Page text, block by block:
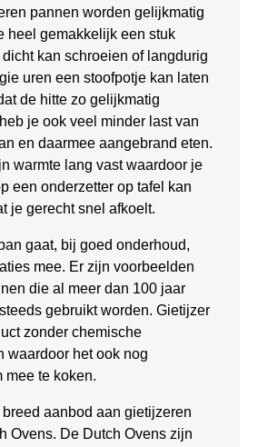
pannen worden gelijkmatig
heel gemakkelijk een stuk
kan schroeien of langdurig
uren een stoofpotje kan laten
de hitte zo gelijkmatig
je ook veel minder last van
en daarmee aangebrand eten.
warmte lang vast waardoor je
een onderzetter op tafel kan
je gerecht snel afkoelt.
gaat, bij goed onderhoud,
mee. Er zijn voorbeelden
die al meer dan 100 jaar
gebruikt worden. Gietijzer
zonder chemische
waardoor het ook nog
mee te koken.
aanbod aan gietijzeren
Ovens. De Dutch Ovens zijn